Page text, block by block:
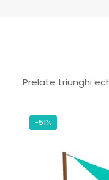
Prelate triunghi
-51%